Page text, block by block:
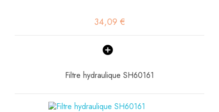
34,09 €
Filtre hydraulique SH60161